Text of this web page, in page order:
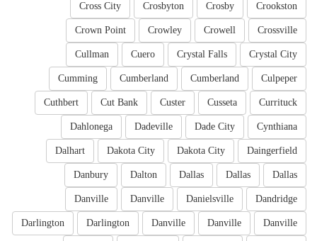
Crookston
Crosby
Crosbyton
Cross City
Crossville
Crowell
Crowley
Crown Point
Crystal City
Crystal Falls
Cuero
Cullman
Culpeper
Cumberland
Cumberland
Cumming
Currituck
Cusseta
Custer
Cut Bank
Cuthbert
Cynthiana
Dade City
Dadeville
Dahlonega
Daingerfield
Dakota City
Dakota City
Dalhart
Dallas
Dallas
Dallas
Dalton
Danbury
Dandridge
Danielsville
Danville
Danville
Danville
Danville
Danville
Darlington
Darlington